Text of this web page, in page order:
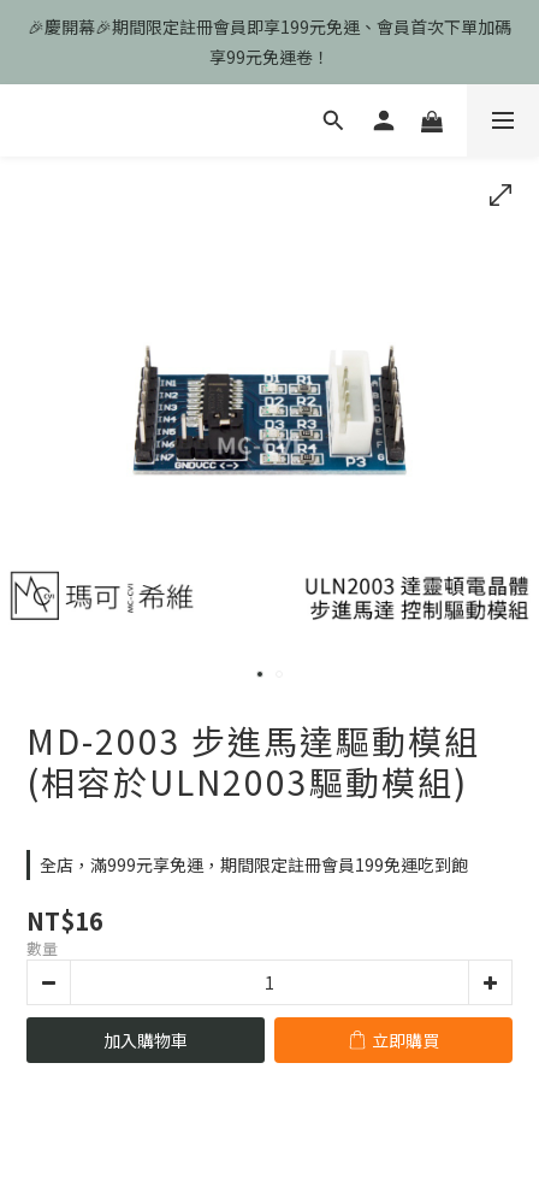
🎉慶開幕🎉期間限定註冊會員即享199元免運、會員首次下單加碼
享99元免運卷！
🎉慶開幕🎉期間限定註冊會員即享199元免運、會員首次下單加碼
享99元免運卷！
歡迎光臨瑪可希維，本站商品皆為台灣現貨、含稅可打統編
🎉慶開幕🎉期間限定註冊會員即享199元免運、會員首次下單加碼
MD-2003 步進馬達驅動模組
(相容於ULN2003驅動模組)
全店，滿999元享免運，期間限定註冊會員199免運吃到飽
NT$16
數量
加入購物車 立即購買